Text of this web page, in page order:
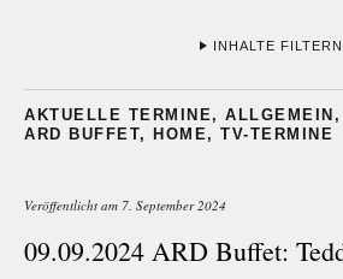
INHALTE FILTERN
AKTUELLE TERMINE, ALLGEMEIN ,
ARD BUFFET, HOME, TV-TERMINE
Veröffentlicht am 7. September 2024
09.09.2024 ARD Buffet: